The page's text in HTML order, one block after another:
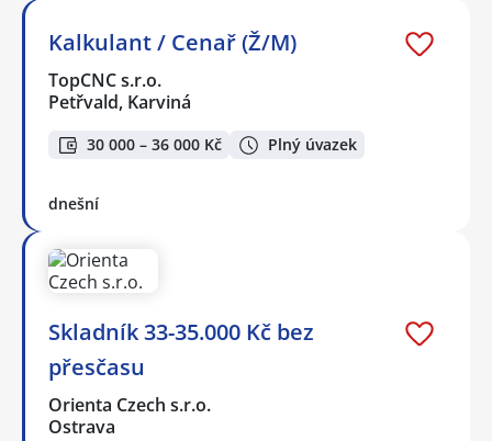
Kalkulant / Cenař (Ž/M)
TopCNC s.r.o.
Petřvald, Karviná
30 000 – 36 000 Kč Plný úvazek
dnešní
Skladník 33-35.000 Kč bez
přesčasu
Orienta Czech s.r.o.
Ostrava